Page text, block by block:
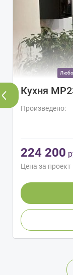
Кухня
Произведено:
224 200
Цена за проект